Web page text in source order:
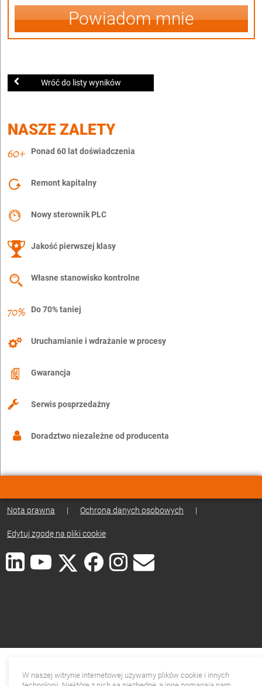
Powiadom mnie
Wróć do listy wyników
NASZE ZALETY
Ponad 60 lat doświadczenia
Remont kapitalny
Nowy sterownik PLC
Jakość pierwszej klasy
Własne stanowisko kontrolne
Do 70% taniej
Uruchamianie i wdrażanie w procesy
Gwarancja
Serwis posprzedażny
Doradztwo niezależne od producenta
Nota prawna | Ochrona danych osobowych |
Edytuj zgodę na pliki cookie
W naszej witrynie internetowej używamy plików cookie i innych